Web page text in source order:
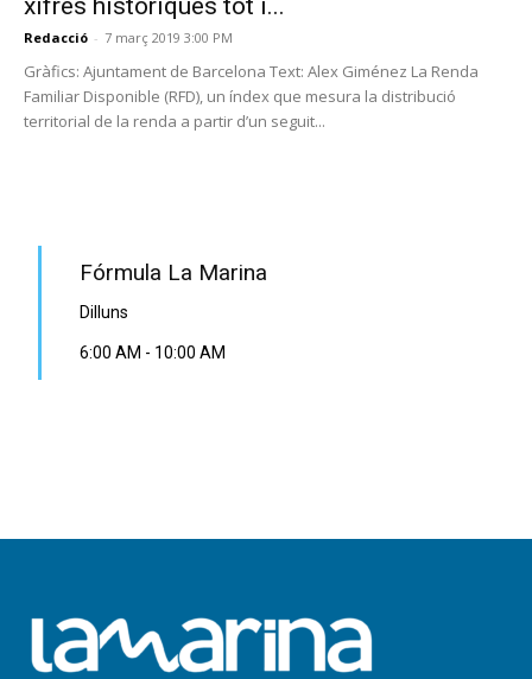
xifres històriques tot i...
Redacció - 7 març 2019 3:00 PM
Gràfics: Ajuntament de Barcelona Text: Alex Giménez La Renda
Familiar Disponible (RFD), un índex que mesura la distribució
territorial de la renda a partir d’un seguit...
Fórmula La Marina
Dilluns
6:00 AM - 10:00 AM